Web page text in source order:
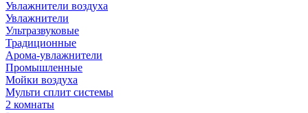
Увлажнители воздуха
Увлажнители
Ультразвуковые
Традиционные
Арома-увлажнители
Промышленные
Мойки воздуха
Мульти сплит системы
2 комнаты